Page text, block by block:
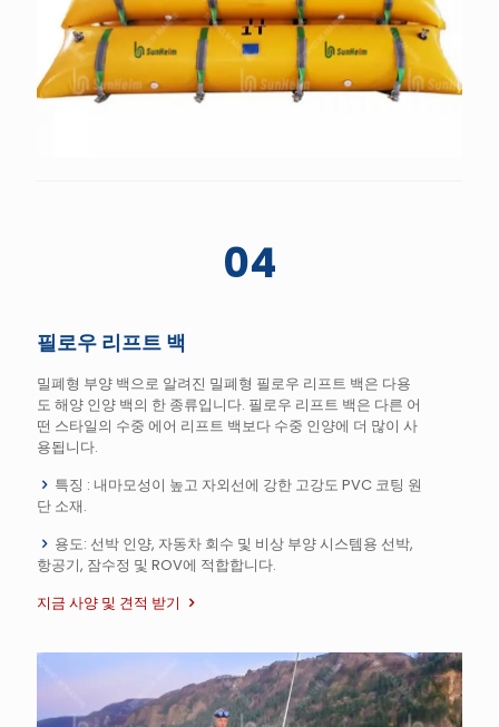
04
필로우 리프트 백
밀폐형 부양 백으로 알려진 밀폐형 필로우 리프트 백은 다용
도 해양 인양 백의 한 종류입니다. 필로우 리프트 백은 다른 어
떤 스타일의 수중 에어 리프트 백보다 수중 인양에 더 많이 사
용됩니다.
특징 : 내마모성이 높고 자외선에 강한 고강도 PVC 코팅 원
단 소재.
용도: 선박 인양, 자동차 회수 및 비상 부양 시스템용 선박,
항공기, 잠수정 및 ROV에 적합합니다.
지금 사양 및 견적 받기